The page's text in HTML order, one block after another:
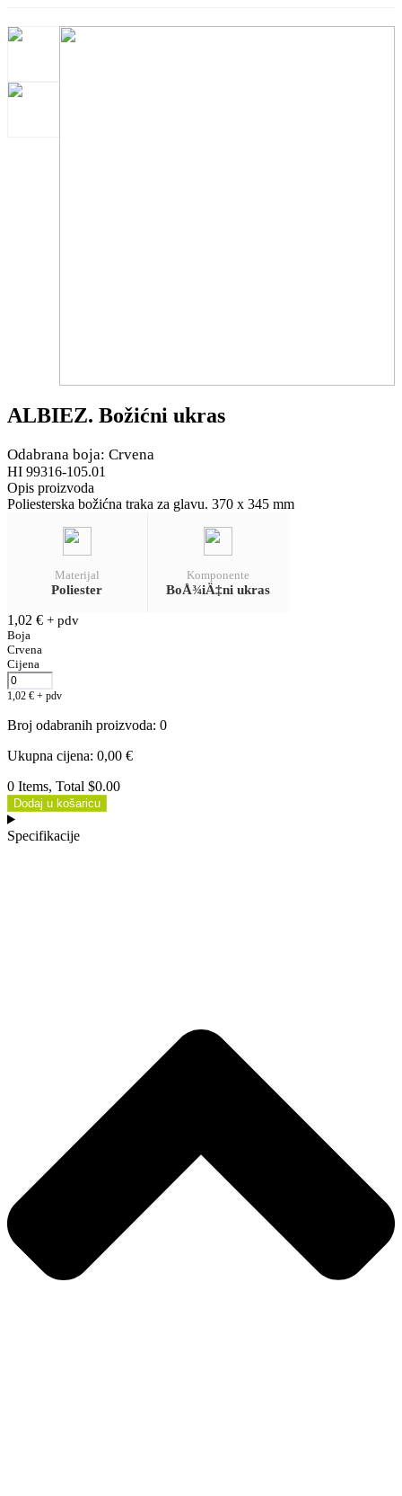
ALBIEZ. Božićni ukras
Odabrana boja: Crvena
HI 99316-105.01
Opis proizvoda
Poliesterska božićna traka za glavu. 370 x 345 mm
Materijal
Poliester
Komponente
BoÅ¾iÄ‡ni ukras
1,02 € + pdv
Boja
Crvena
Cijena
1,02 € + pdv
Broj odabranih proizvoda: 0
Ukupna cijena: 0,00 €
0 Items, Total $0.00
Dodaj u košaricu
Specifikacije